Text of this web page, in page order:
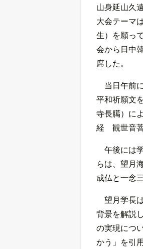
山身延山久
大会テーマ
生）を願っ
会から日中
席した。
当日午前
平和祈願文
寺長臈）に
経 観世音菩
午後には
らは、望月
成仏と一念
望月学長
背景を解説
の実現につ
かう」を引